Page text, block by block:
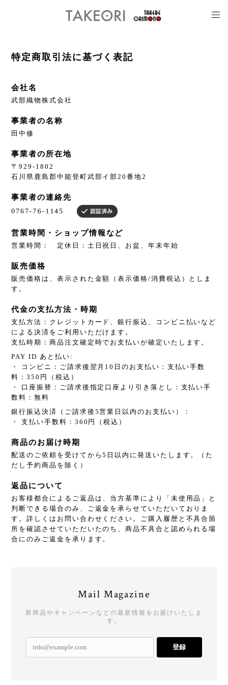
特定商取引法に基づく表記
会社名
武部織物株式会社
事業者の名称
田中修
事業者の所在地
〒929-1802
石川県鹿島郡中能登町武部イ部20番地2
事業者の連絡先
営業時間・ショップ情報など
営業時間： 定休日：土日祝日、お盆、年末年始
販売価格
販売価格は、表示された金額（表示価格/消費税込）としま
す。
代金の支払方法・時期
支払方法：クレジットカード、銀行振込、コンビニ払いなど
による決済をご利用いただけます。
支払時期：商品注文確定時でお支払いが確定いたします。
PAY ID あと払い:
・ コンビニ：ご請求後翌月10日のお支払い：支払い手数
料：350円（税込）
・ 口座振替：ご請求後指定口座より引き落とし：支払い手
数料：無料
銀行振込決済（ご請求後5営業日以内のお支払い）：
・ 支払い手数料：360円（税込）
商品のお届け時期
配送のご依頼を受けてから5日以内に発送いたします。（た
だし予約商品を除く）
返品について
お客様都合によるご返品は、当方基準により「未使用品」と
判断できる場合のみ、ご返金を承らせていただいておりま
す。詳しくはお問い合わせください。ご購入履歴と不具合箇
所を確認させていただいたのち、商品不具合と認められる場
合にのみご返金を承ります。
Mail Magazine
新商品やキャンペーンなどの最新情報をお届けいたしま
す。
登録